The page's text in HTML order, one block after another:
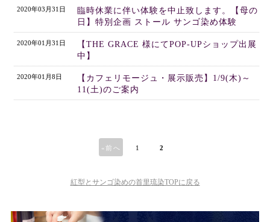
2020年03月31日
臨時休業に伴い体験を中止致します。【母の
日】特別企画 ストール サンゴ染め体験
2020年01月31日
【THE GRACE 様にてPOP-UPショップ出展
中】
2020年01月8日
【カフェリモージュ・展示販売】1/9(木)～
11(土)のご案内
«前へ 1 2
紅型とサンゴ染めの首里琉染TOPに戻る